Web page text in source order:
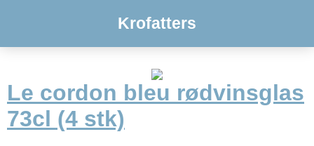
Krofatters
Le cordon bleu rødvinsglas
73cl (4 stk)